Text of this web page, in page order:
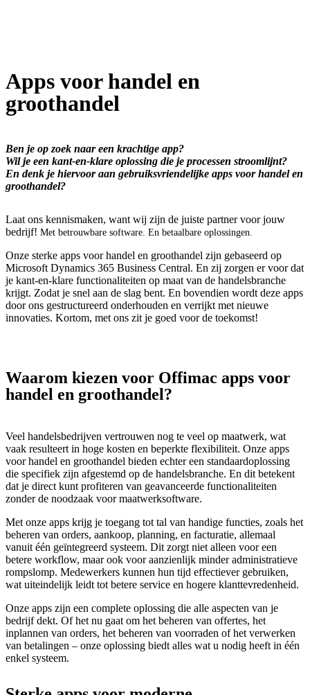
Apps voor handel en
groothandel
Ben je op zoek naar een krachtige app?
Wil je een kant-en-klare oplossing die je processen stroomlijnt?
En denk je hiervoor aan gebruiksvriendelijke apps voor handel en
groothandel?
Laat ons kennismaken, want wij zijn de juiste partner voor jouw
bedrijf! Met betrouwbare software. En betaalbare oplossingen.
Onze sterke apps voor handel en groothandel zijn gebaseerd op
Microsoft Dynamics 365 Business Central. En zij zorgen er voor dat
je kant-en-klare functionaliteiten op maat van de handelsbranche
krijgt. Zodat je snel aan de slag bent. En bovendien wordt deze apps
door ons gestructureerd onderhouden en verrijkt met nieuwe
innovaties. Kortom, met ons zit je goed voor de toekomst!
Waarom kiezen voor Offimac apps voor
handel en groothandel?
Veel handelsbedrijven vertrouwen nog te veel op maatwerk, wat
vaak resulteert in hoge kosten en beperkte flexibiliteit. Onze apps
voor handel en groothandel bieden echter een standaardoplossing
die specifiek zijn afgestemd op de handelsbranche. En dit betekent
dat je direct kunt profiteren van geavanceerde functionaliteiten
zonder de noodzaak voor maatwerksoftware.
Met onze apps krijg je toegang tot tal van handige functies, zoals het
beheren van orders, aankoop, planning, en facturatie, allemaal
vanuit één geïntegreerd systeem. Dit zorgt niet alleen voor een
betere workflow, maar ook voor aanzienlijk minder administratieve
rompslomp. Medewerkers kunnen hun tijd effectiever gebruiken,
wat uiteindelijk leidt tot betere service en hogere klanttevredenheid.
Onze apps zijn een complete oplossing die alle aspecten van je
bedrijf dekt. Of het nu gaat om het beheren van offertes, het
inplannen van orders, het beheren van voorraden of het verwerken
van betalingen – onze oplossing biedt alles wat u nodig heeft in één
enkel systeem.